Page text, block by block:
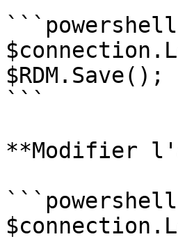
```powershell
$RDM.Save();
```
**Modifier
```powershell